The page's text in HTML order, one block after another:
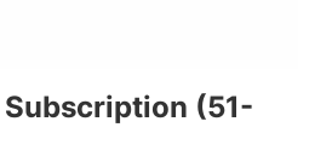
Subscription (51-